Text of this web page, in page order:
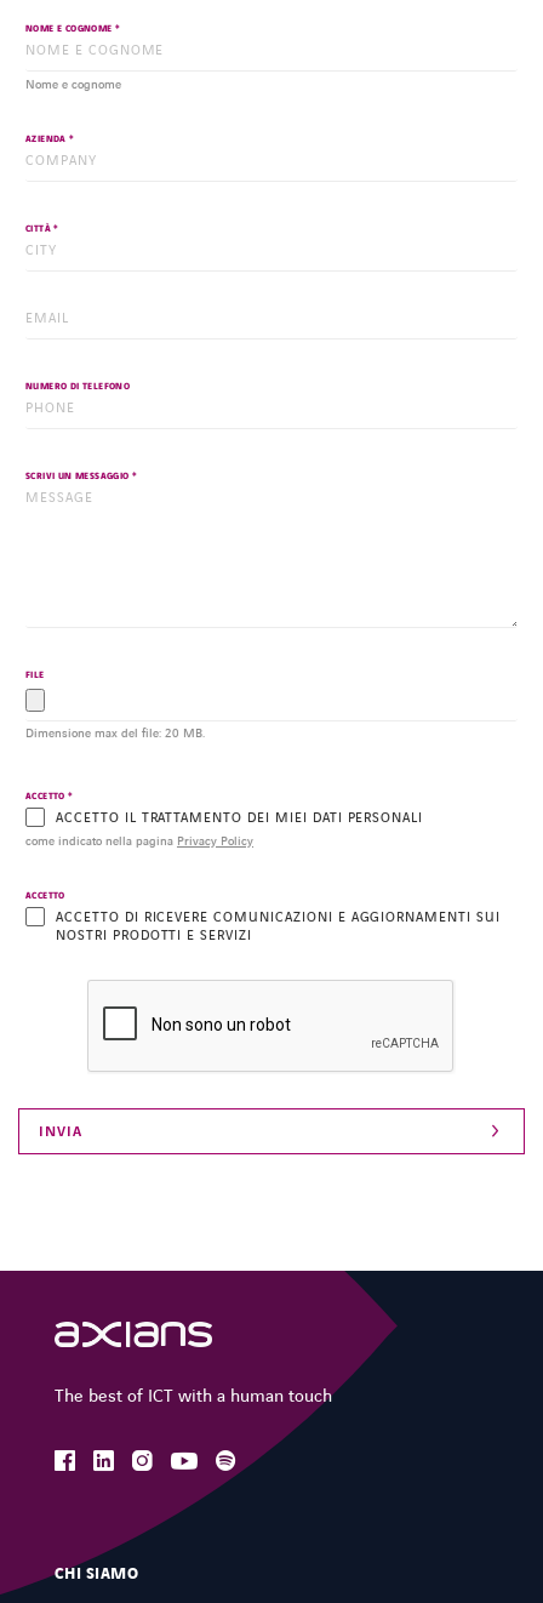
NOME E COGNOME *
Nome e cognome
AZIENDA *
CITTÀ *
EMAIL *
NUMERO DI TELEFONO
SCRIVI UN MESSAGGIO *
FILE
Dimensione max del file: 20 MB.
ACCETTO *
ACCETTO IL TRATTAMENTO DEI MIEI DATI PERSONALI
come indicato nella pagina Privacy Policy
ACCETTO
ACCETTO DI RICEVERE COMUNICAZIONI E AGGIORNAMENTI SUI
NOSTRI PRODOTTI E SERVIZI
The best of ICT with a human touch
facebooklinkedininstagramyoutube
spotify
CHI SIAMO